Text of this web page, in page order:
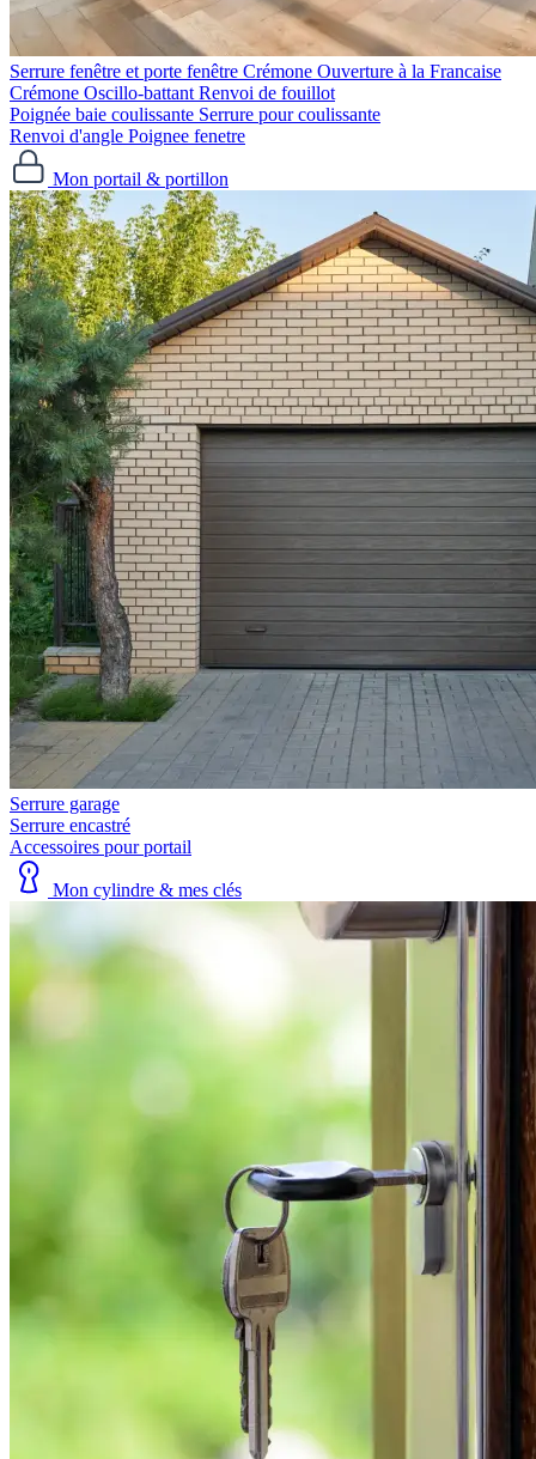
Serrure fenêtre et porte fenêtre Crémone Ouverture à la Francaise
Crémone Oscillo-battant Renvoi de fouillot
Poignée baie coulissante Serrure pour coulissante
Renvoi d'angle Poignee fenetre
Mon portail & portillon
Serrure garage
Serrure encastré
Accessoires pour portail
Mon cylindre & mes clés